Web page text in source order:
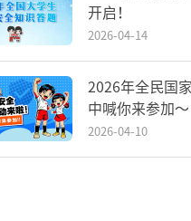
开启！
2026-04-14
2026年全民国
中喊你来参加～
2026-04-10